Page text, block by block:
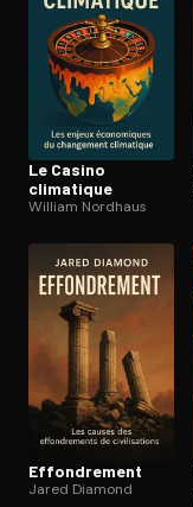
Le Casino
climatique
William Nordhaus
Ef­fon­dre­ment
Jared Diamond